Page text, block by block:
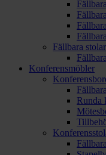
Fällbara stolar
Konferensmöbler
Runda